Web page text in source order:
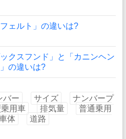
ェルト」の違いは?
ックスフンド」と「カニンヘン
の違いは?
バー サイズ
ナンバープ
用車 排気量
普通乗用
体 道路